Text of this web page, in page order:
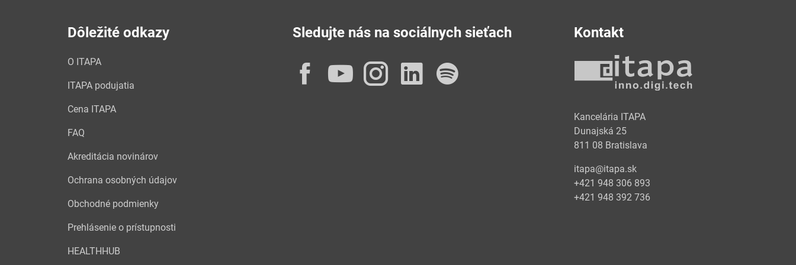
Dôležité odkazy
O ITAPA
ITAPA podujatia
Cena ITAPA
FAQ
Akreditácia novinárov
Ochrana osobných údajov
Obchodné podmienky
Prehlásenie o prístupnosti
HEALTHHUB
Sledujte nás na sociálnych sieťach
Facebook
YouTube
Instagram
LinkedIn
Kontakt
Kancelária ITAPA
Dunajská 25
811 08 Bratislava
itapa@itapa.sk
+421 948 306 893
+421 948 392 736